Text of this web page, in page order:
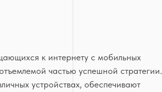
к интернету с мобильных
частью успешной стратегии.
устройствах, обеспечивают